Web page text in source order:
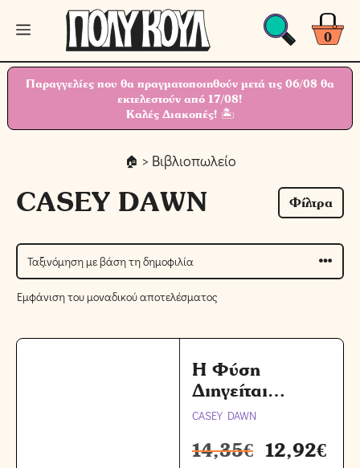
Μετάβαση
περιεχόμενο
0
Μενού
Παραγγελίες που θα πραγματοποιηθούν μετά τις 06/08 θα
εκτελεστούν από 17/08!
Καλές Διακοπές! 🏝
> Βιβλιοπωλείο
CASEY DAWN Φίλτρα
Εμφάνιση του μοναδικού αποτελέσματος
Η Φύση
Διηγείται…
CASEY DAWN
14,35€ 12,92€